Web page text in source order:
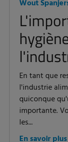
Wout
En tant que
l'industrie
quiconque
importante.
les...
En savoir plus